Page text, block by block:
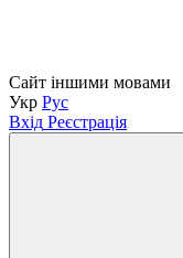
Сайт іншими мовами
Укр Рус
Вхід Реєстрація